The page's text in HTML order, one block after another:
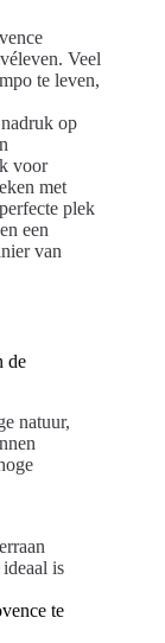
Veel
te leven,
op
voor
met
plek
een
van
de
natuur,
is
te